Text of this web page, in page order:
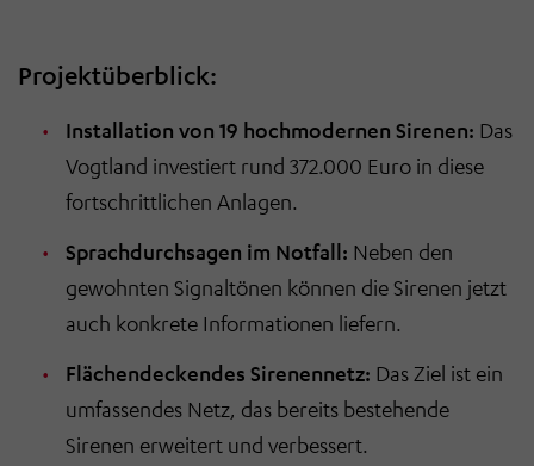
Projektüberblick:
Installation von 19 hochmodernen Sirenen: Das
Vogtland investiert rund 372.000 Euro in diese
fortschrittlichen Anlagen.
Sprachdurchsagen im Notfall: Neben den
gewohnten Signaltönen können die Sirenen jetzt
auch konkrete Informationen liefern.
Flächendeckendes Sirenennetz: Das Ziel ist ein
umfassendes Netz, das bereits bestehende
Sirenen erweitert und verbessert.